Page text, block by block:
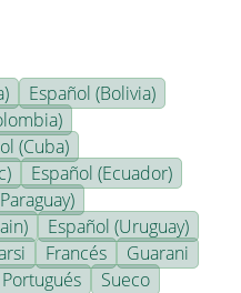
Español (Bolivia)
(Cuba)
Español (Ecuador)
Español (Uruguay)
Francés
Guarani
Portugués
Sueco